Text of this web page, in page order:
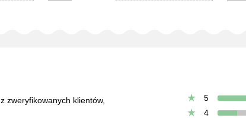
zweryfikowanych klientów,
5
4